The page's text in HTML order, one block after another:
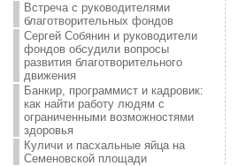
Встреча с руководителями
благотворительных фондов
Сергей Собянин и руководители
фондов обсудили вопросы
развития благотворительного
движения
Банкир, программист и кадровик:
как найти работу людям с
ограниченными возможностями
здоровья
Куличи и пасхальные яйца на
Семеновской площади